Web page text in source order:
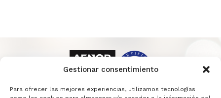
Gestionar consentimiento
Para ofrecer las mejores experiencias, utilizamos tecnologías